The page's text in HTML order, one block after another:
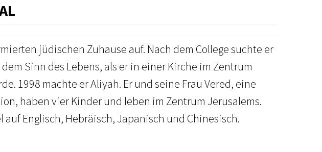
jüdischen Zuhause auf. Nach dem College suchte er
Sinn des Lebens, als er in einer Kirche im Zentrum
1998 machte er Aliyah. Er und seine Frau Vered, eine
haben vier Kinder und leben im Zentrum Jerusalems.
Englisch, Hebräisch, Japanisch und Chinesisch.